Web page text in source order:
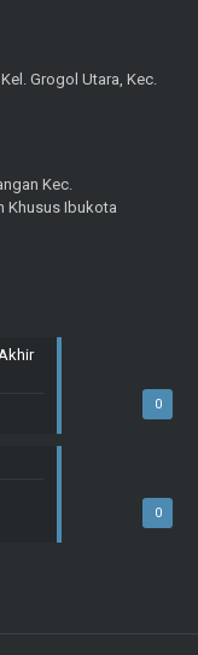
Grogol Utara, Kec.
Kec.
Khusus Ibukota
0
0